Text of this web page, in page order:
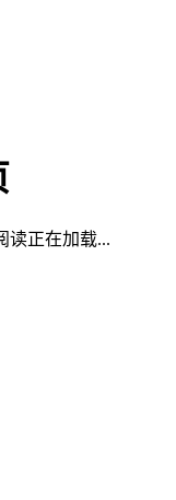
读正在加载...